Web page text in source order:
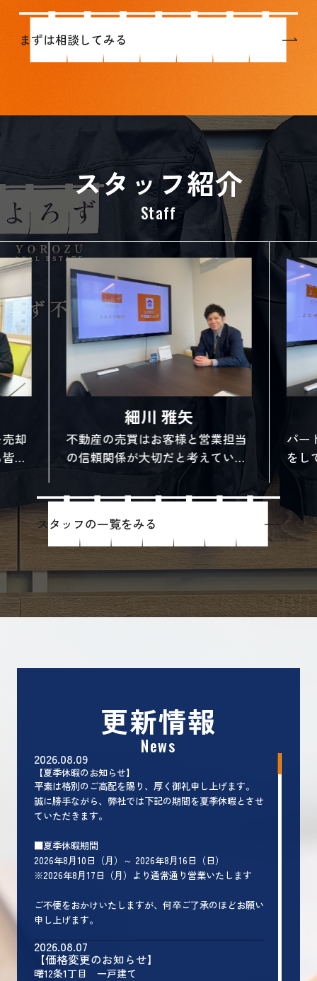
まずは相談してみる
スタッフ紹介
Staff
却
成
し
せ
産
細川 雅矢
不動産の売買はお客様と営業担当
の信頼関係が大切だと考えていま
す。お客様の希望を実現できるよ
う、ときには腹を割ってお話でき
『不動産売却』というよりは『充
実したお住み替えのサポート』と
いう気持ちが強く、人生の岐路に
意識しております。
パー
をし
何が
会社
スタッフの一覧をみる
更新情報
News
2026.08.09
【夏季休暇のお知らせ】
平素は格別のご高配を賜り、厚く御礼申し上げます。
誠に勝手ながら、弊社では下記の期間を夏季休暇とさせ
ていただきます。
■夏季休暇期間
2026年8月10日（月）～ 2026年8月16日（日）
※2026年8月17日（月）より通常通り営業いたします
ご不便をおかけいたしますが、何卒ご了承のほどお願い
申し上げます。
2026.08.07
【価格変更のお知らせ】
曙12条1丁目 一戸建て